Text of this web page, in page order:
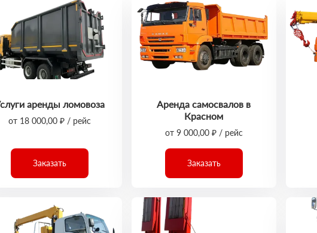
аренды ломовоза
от 18 000,00 ₽ / рейс
Заказать
Аренда самосвалов в
Красном
от 9 000,00 ₽ / рейс
Заказать